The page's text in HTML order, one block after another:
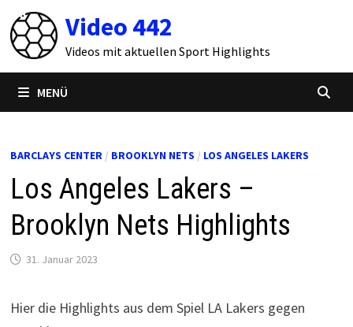
Zum
Inhalt
springen
Video 442
Videos mit aktuellen Sport Highlights
MENÜ
BARCLAYS CENTER/ BROOKLYN NETS / LOS ANGELES LAKERS
Los Angeles Lakers –
Brooklyn Nets Highlights
31. Januar 2023
Hier die Highlights aus dem Spiel LA Lakers gegen